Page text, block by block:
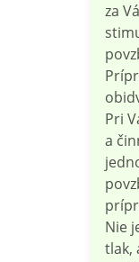
za
Pri
a
Nie
tlak,